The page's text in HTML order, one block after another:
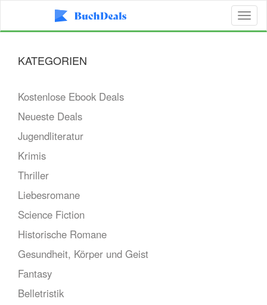
KATEGORIEN
Kostenlose Ebook Deals
Neueste Deals
Jugendliteratur
Krimis
Thriller
Liebesromane
Science Fiction
Historische Romane
Gesundheit, Körper und Geist
Fantasy
Belletristik